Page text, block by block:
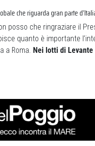
che riguarda gran parte
posso che ringraziare il
quanto è importante
a Roma. Nei lotti di